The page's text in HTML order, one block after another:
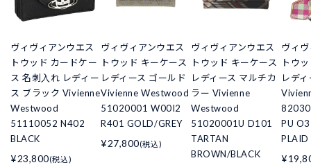
ヴィヴィアンウエス
トウッド カードケー
ス 名刺入れ レディー
ス ブラック Vivienne
Westwood
51110052 N402
BLACK
¥23,800(税込)
ヴィヴィアンウエス
トウッド キーケース
レディース ゴールド
Vivienne Westwood
51020001 W00I2
R401 GOLD/GREY
¥27,800(税込)
ヴィヴィアンウエス
トウッド キーケース
レディース マルチカ
ラー Vivienne
Westwood
51020001U D101
TARTAN
BROWN/BLACK
ヴィ
トウ
レデ
PU
PLAID